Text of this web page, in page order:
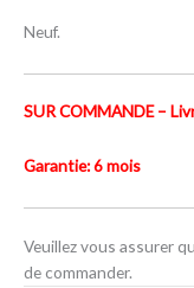
Neuf.
SUR COMMANDE –
Garantie: 6 mois
Veuillez vous assurer
de commander.